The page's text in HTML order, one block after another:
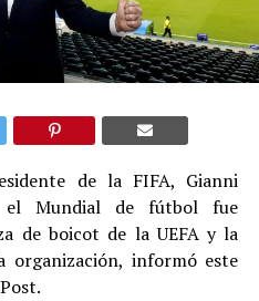
de la FIFA, Gianni
Mundial de fútbol fue
de boicot de la UEFA y la
informó este